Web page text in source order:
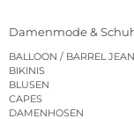
Damenmode &
BALLOON / BARREL
BIKINIS
BLUSEN
CAPES
DAMENHOSEN